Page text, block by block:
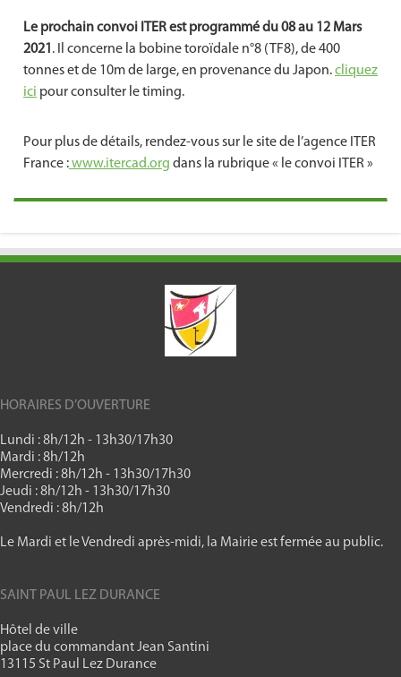
Le prochain convoi ITER est programmé du 08 au 12 Mars
2021 . Il concerne la bobine toroïdale n°8 (TF8), de 400
tonnes et de 10m de large, en provenance du Japon.cliquez
ici pour consulter le timing.
Pour plus de détails, rendez-vous sur le site de l’agence ITER
France :www.itercad.org dans la rubrique « le convoi ITER »
HORAIRES D’OUVERTURE
Lundi : 8h/12h - 13h30/17h30
Mardi : 8h/12h
Mercredi : 8h/12h - 13h30/17h30
Jeudi : 8h/12h - 13h30/17h30
Vendredi : 8h/12h
Le Mardi et le Vendredi après-midi, la Mairie est fermée au public.
SAINT PAUL LEZ DURANCE
Hôtel de ville
place du commandant Jean Santini
13115 St Paul Lez Durance